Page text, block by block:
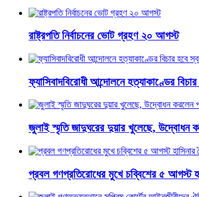
রাষ্ট্রপতি নির্বাচনের ভোট গ্রহণ ২০ আগস্ট
ফ্যাসিবাদবিরোধী আন্দোলনে হত্যাকাণ্ডের
জুলাই স্মৃতি জাদুঘরের দুয়ার খুলেছে, উদ্বোধন
প্রবল গণপ্রতিরোধের মুখে চব্বিশের ৫ আগস্ট